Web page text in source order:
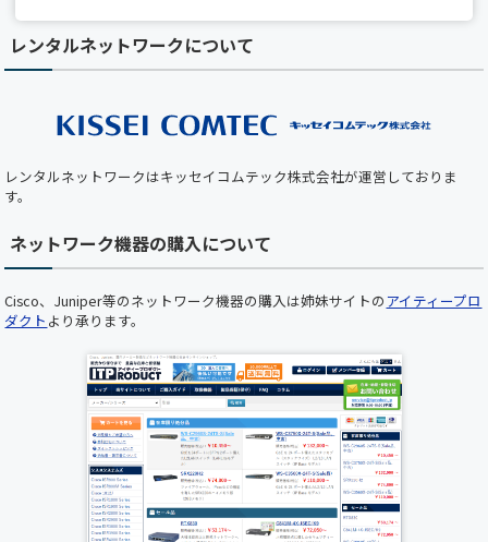
【夏季休業のお知らせ】 2025/8/14(木)～
8/15(金)は全社一斉休業期間につき、 出荷業務
で、 ご不便をおかけしますが、何卒ご了承くだ
【ホームページメンテナンスのお知らせ】 平素
ームページのメンテナンスを実施いたします。
メンテナンス中はホームページをご利用いただ
うお願い申し上げます。 ■ メンテナンス日時
2025年5月22日（木）19:00 ～ 20:00（予定） お
適にご利用いただくための作業となりますので、
何卒ご理解とご協力のほどお願い申し上げます。
誠に勝手ながら下記の期間を年末年始休業とさ
せていただきます。ご繁忙の折柄、何かとご迷惑
をお掛けすることと存じますが、何卒ご了承く
ださいますようお願い申し上げます。 年末年始
休業期間:2024年12月28日(日)～2025年1月5日
(日) 新年は1月6日(月)より受付業務開始、出荷は
レンタルネットワークについて
レンタルネットワークはキッセイコムテック株式会社が運営しておりま
す。
ネットワーク機器の購入について
Cisco、Juniper等のネットワーク機器の購入は姉妹サイトの アイティープロ
ダクト より承ります。